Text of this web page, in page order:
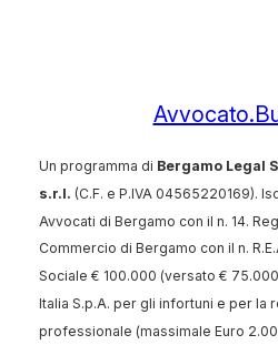
Un programma di Bergamo Legal
s.r.l. (C.F. e P.IVA 04565220169).
Avvocati di Bergamo con il n. 14.
Commercio di Bergamo con il n.
Sociale € 100.000 (versato €
Italia S.p.A. per gli infortuni e per la
professionale (massimale Euro